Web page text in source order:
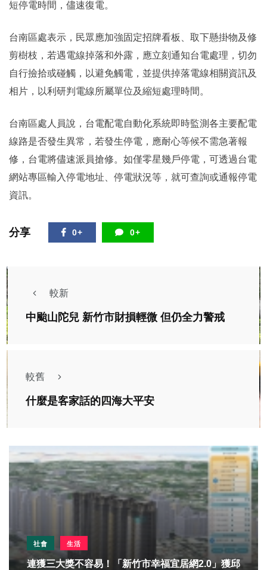
短停電時間，儘速復電。
台南區處表示，民眾應加強固定招牌看板、取下懸掛物及修
剪樹枝，若遇電線掉落和外露，應立刻通知台電處理，切勿
自行撿拾或碰觸，以避免觸電，並提供掉落電線相關資訊及
相片，以利研判電線所屬單位及縮短處理時間。
台南區處人員說，台電配電自動化系統即時監測各主要配電
線路是否發生異常，若發生停電，應耐心等候不需急著報
修，台電將儘速派員搶修。如僅零星幾戶停電，可透過台電
網站專區輸入停電地址、停電狀況等，就可查詢或通報停電
資訊。
分享 0+ 0+
較新
中颱山陀兒 新竹市財損輕微 但仍全力警戒
較舊
什麼是客家話的四海大平安
社會 生活
連獲三大獎不容易！「新竹市幸福宜居網2.0」獲邱